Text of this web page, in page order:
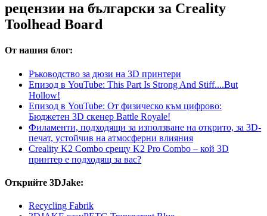
рецензии на български за Creality
Toolhead Board
От нашия блог:
Ръководство за дюзи на 3D принтери
Епизод в YouTube: This Part Is Strong And Stiff....But
Hollow!
Епизод в YouTube: От физическо към цифрово:
Бюджетен 3D скенер Battle Royale!
Филаменти, подходящи за използване на открито, за 3D-
печат, устойчив на атмосферни влияния
Creality K2 Combo срещу K2 Pro Combo – кой 3D
принтер е подходящ за вас?
Открийте 3DJake:
Recycling Fabrik